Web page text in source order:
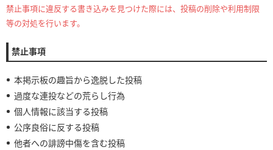
禁止事項に違反する書き込みを見つけた際には、投稿の削除や利用制限
等の対処を行います。
禁止事項
本掲示板の趣旨から逸脱した投稿
過度な連投などの荒らし行為
個人情報に該当する投稿
公序良俗に反する投稿
他者への誹謗中傷を含む投稿